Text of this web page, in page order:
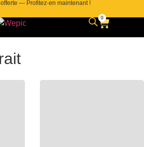
— Profitez-en maintenant !
0